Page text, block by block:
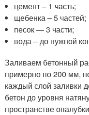
цемент – 1 часть;
щебенка – 5 частей;
песок — 3 части;
вода – до нужной
Заливаем бетонный
примерно по 200 мм,
каждый слой заливки
бетон до уровня
пространстве